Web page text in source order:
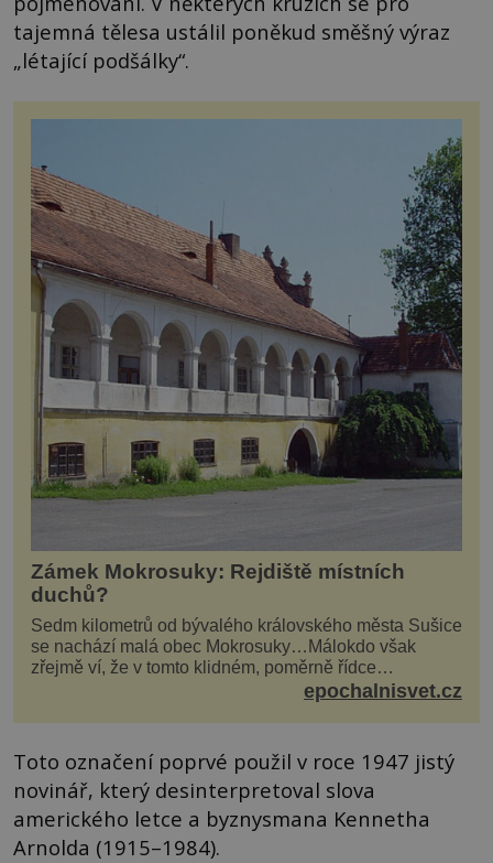
tajemná tělesa ustálil poněkud směšný výraz
„létající podšálky“.
Zámek Mokrosuky: Rejdiště místních
duchů?
Sedm kilometrů od bývalého královského města Sušice
se nachází malá obec Mokrosuky…Málokdo však
zřejmě ví, že v tomto klidném, poměrně řídce
navštěvovaném koutu vesnické Šumavy se nachází
epochalnisvet.cz
Toto označení poprvé použil v roce 1947 jistý
novinář, který desinterpretoval slova
amerického letce a byznysmana Kennetha
Arnolda (1915–1984).